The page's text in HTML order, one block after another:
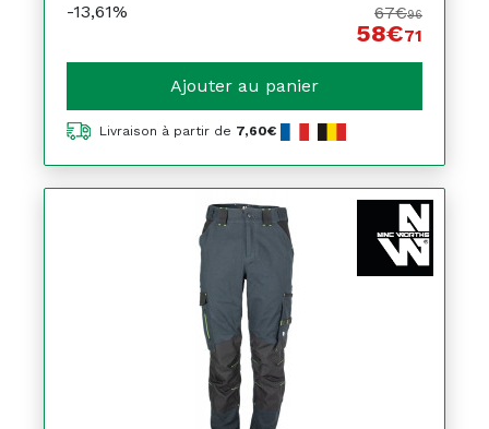
-13,61% 67€96
58€71
Ajouter au panier
Livraison à partir de 7,60€